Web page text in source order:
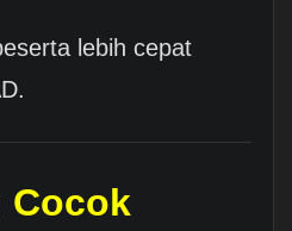
lebih cepat
Cocok